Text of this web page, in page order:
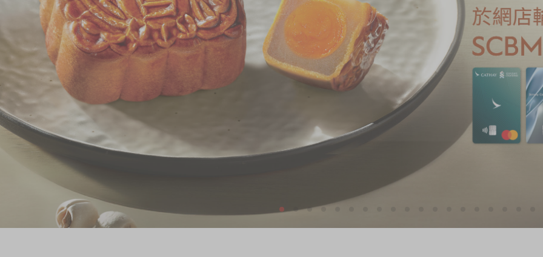
嫁喜须知
奇华网志
家乡饼食
时令食品
茗茶系列
奇华LINE FRIENDS
礼盒
产品价目表
加入奇华
月饼礼盒
正式登场
糅合悠久传统与创新精神，把千锤百练的制饼技
艺世代传承，廷续奇华饼家的传奇故事。
奇华传奇
奇华本着「用心制饼，以质取胜」的理念，采用
优质食材及先进技术，呈献引以为傲的产品。
奇华传奇